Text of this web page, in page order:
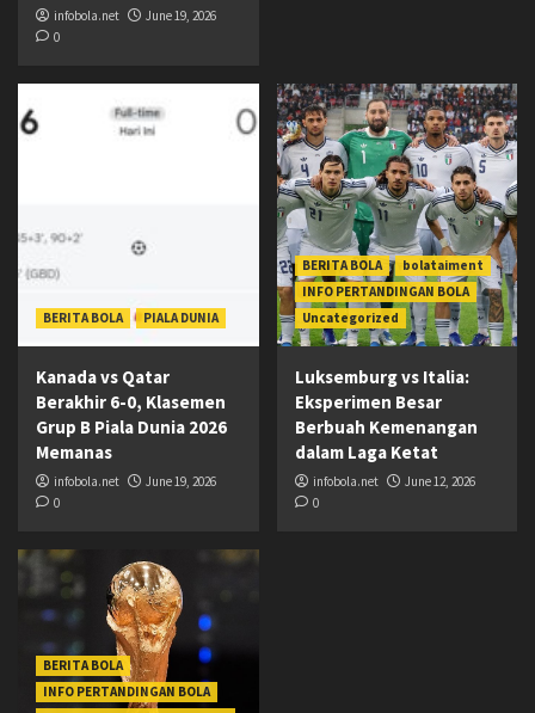
infobola.net
June 19, 2026
0
BERITA BOLA PIALA DUNIA
Kanada vs Qatar
Berakhir 6-0, Klasemen
Grup B Piala Dunia 2026
Memanas
infobola.net
June 19, 2026
0
BERITA BOLA
bolataiment
INFO PERTANDINGAN BOLA
Uncategorized
Luksemburg vs Italia:
Eksperimen Besar
Berbuah Kemenangan
dalam Laga Ketat
infobola.net
June 12, 2026
0
BERITA BOLA
INFO PERTANDINGAN BOLA